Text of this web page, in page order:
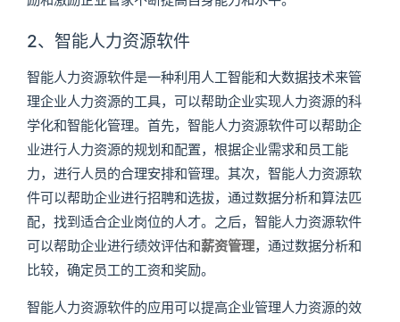
2、智能人力资源软件
智能人力资源软件是一种利用人工智能和大数据技术来管
理企业人力资源的工具，可以帮助企业实现人力资源的科
学化和智能化管理。首先，智能人力资源软件可以帮助企
业进行人力资源的规划和配置，根据企业需求和员工能
力，进行人员的合理安排和管理。其次，智能人力资源软
件可以帮助企业进行招聘和选拔，通过数据分析和算法匹
配，找到适合企业岗位的人才。之后，智能人力资源软件
可以帮助企业进行绩效评估和薪资管理，通过数据分析和
比较，确定员工的工资和奖励。
智能人力资源软件的应用可以提高企业管理人力资源的效